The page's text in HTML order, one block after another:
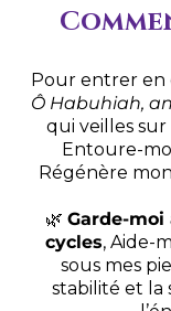
Pour entrer en
Ô Habuhiah,
qui veilles sur
Entoure-
Régénère
🌿 Garde-moi
cycles, Aide-
sous mes
stabilité et la